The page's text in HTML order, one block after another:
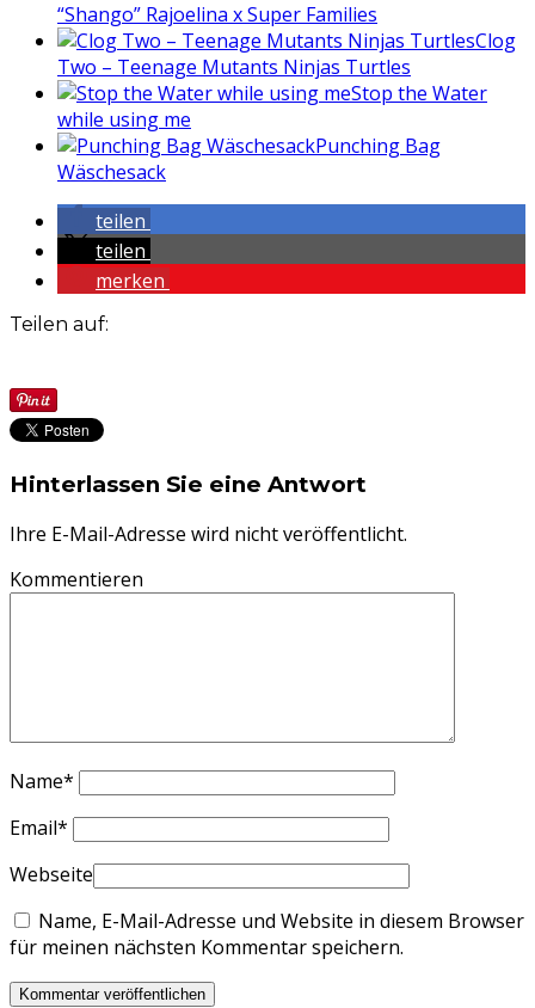
“Shango” Rajoelina x Super Families
Clog
Two – Teenage Mutants Ninjas Turtles
Stop the Water
while using me
Punching Bag
Wäschesack
teilen
teilen
merken
Teilen auf:
Hinterlassen Sie eine Antwort
Ihre E-Mail-Adresse wird nicht veröffentlicht.
Kommentieren
Name*
Email*
Webseite
Name, E-Mail-Adresse und Website in diesem Browser
für meinen nächsten Kommentar speichern.